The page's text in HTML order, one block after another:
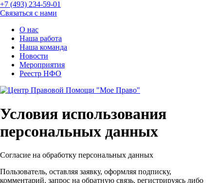
+7 (493) 234-59-01
Связаться с нами
О нас
Наша работа
Наша команда
Новости
Мероприятия
Реестр НФО
Условия использования
персональных данных
Согласие на обработку персональных данных
Пользователь, оставляя заявку, оформляя подписку,
комментарий, запрос на обратную связь, регистрируясь либо